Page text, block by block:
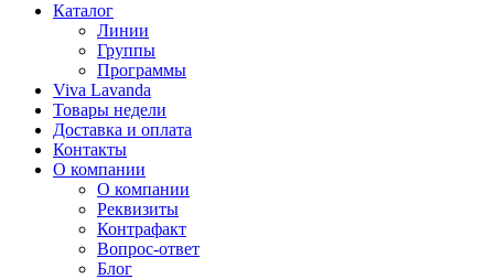
Каталог
Линии
Группы
Программы
Viva Lavanda
Товары недели
Доставка и оплата
Контакты
О компании
О компании
Реквизиты
Контрафакт
Вопрос-ответ
Блог